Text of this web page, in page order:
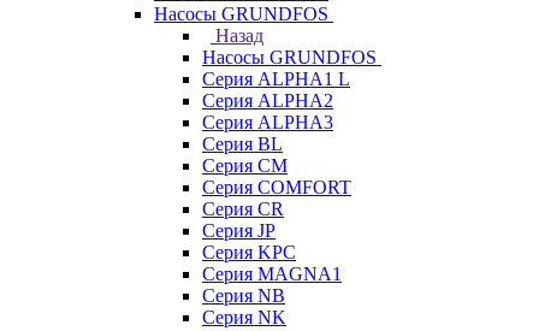
Насосы GRUNDFOS
Назад
Насосы GRUNDFOS
Серия ALPHA1 L
Серия ALPHA2
Серия ALPHA3
Серия BL
Серия CM
Серия COMFORT
Серия CR
Серия JP
Серия KPC
Серия MAGNA1
Серия NB
Серия NK